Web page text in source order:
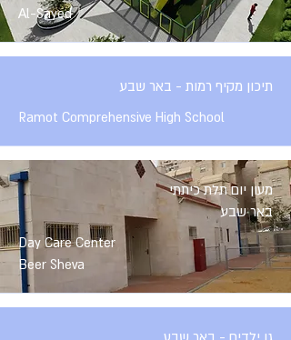
Al-Sayed
תיכון מקיף רמות - באר שבע
Ramot Comprehensive High School
מעון יום תלת כיתתי
באר שבע
Day Care Center
Beer Sheva
גן ילדים - באר שבע